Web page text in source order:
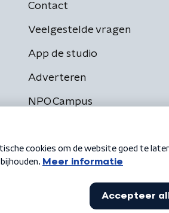
Contact
Veelgestelde vragen
App de studio
Adverteren
NPO Campus